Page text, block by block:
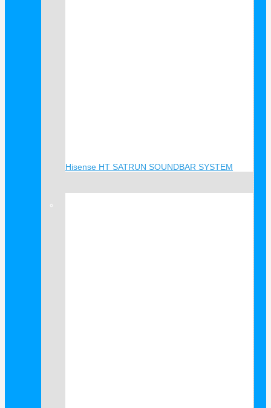
Hisense HT SATRUN SOUNDBAR SYSTEM